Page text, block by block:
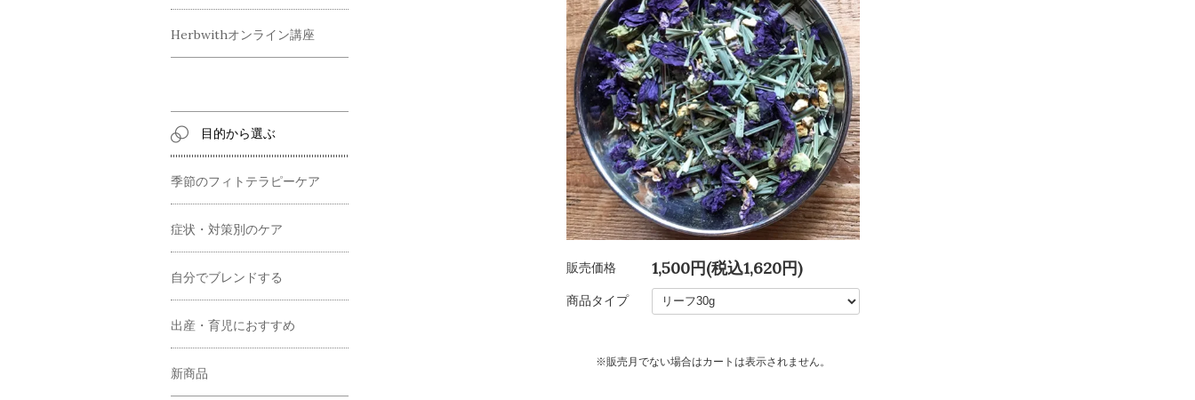
販売価格 1,500円(税込1,620円)
商品タイプ
※販売月でない場合はカートは表示されません。
Herbwithオンライン講座
目的から選ぶ
季節のフィトテラピーケア
症状・対策別のケア
自分でブレンドする
出産・育児におすすめ
新商品